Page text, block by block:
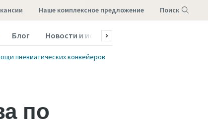
наше комплексное предложение Поиск
Блог Новости и истории
пневматических конвейеров
по